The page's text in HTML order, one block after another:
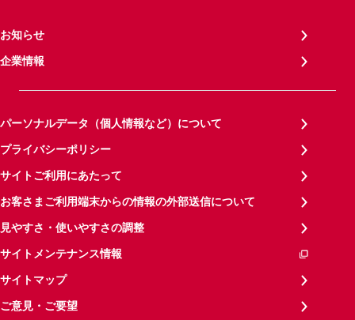
お知らせ
企業情報
パーソナルデータ（個人情報など）について
プライバシーポリシー
サイトご利用にあたって
お客さまご利用端末からの情報の外部送信について
見やすさ・使いやすさの調整
サイトメンテナンス情報
サイトマップ
ご意見・ご要望